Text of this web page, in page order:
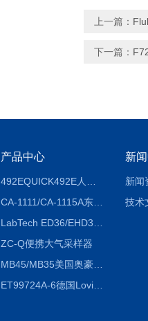
上一篇：
下一篇：
产品中心
CA-1111/CA-1115A东京理化EYELA CA-1111/CA-1115A冷却水循环装置
ZC-Q便携大气采样器
MB45/MB35美国奥豪斯OHAUS MB45/MB35卤素红外水分测定仪
ET99724A-6德国Lovibond ET99724A-6微电脑BOD测定仪
新
新闻
技术